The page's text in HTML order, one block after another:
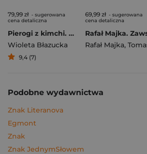
79,99 zł - sugerowana
cena detaliczna
Pierogi z kimchi. Moje ulubione azjatyckie przepisy
Wioleta Błazucka
9,4 (7)
69,99 zł - sugerowana
cena detaliczna
Rafał Majka, Tomasz
Podobne wydawnictwa
Znak Literanova
Egmont
Znak
Znak JednymSłowem